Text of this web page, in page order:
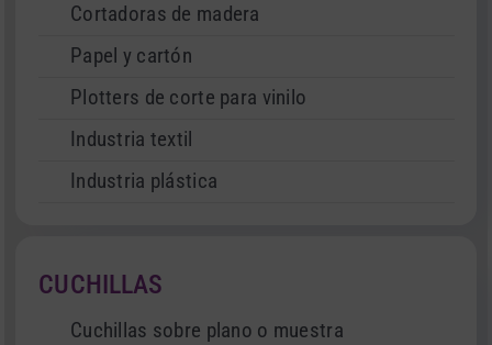
Cortadoras de madera
Papel y cartón
Plotters de corte para vinilo
Industria textil
Industria plástica
CUCHILLAS
Cuchillas sobre plano o muestra